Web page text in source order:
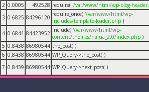
2 0.0005 492528 require( '/var/www/html/wp-blog-
3 0.6825 84296120 require_once( '/var/www/html/wp-
includes/template-loader.php )
4 0.6841 84423952 include( '/var/www/html/wp-
content/themes/najua_2.0/index.php )
5 0.8438 86980544 the_post( )
6 0.8438 86980544 WP_Query->the_post( )
7 0.8439 86980544 WP_Query->next_post( )